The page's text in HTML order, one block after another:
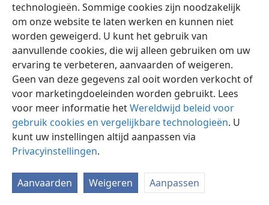
technologieën. Sommige cookies zijn noodzakelijk
om onze website te laten werken en kunnen niet
worden geweigerd. U kunt het gebruik van
aanvullende cookies, die wij alleen gebruiken om uw
ervaring te verbeteren, aanvaarden of weigeren.
Geen van deze gegevens zal ooit worden verkocht of
voor marketingdoeleinden worden gebruikt. Lees
voor meer informatie hetWereldwijd beleid voor
gebruik cookies en vergelijkbare technologieën. U
kunt uw instellingen altijd aanpassen via
Privacyinstellingen.
Aanvaarden Weigeren Aanpassen
Nederlands Instellingen
Copyright © 2026 Watch Tower Bible and Tract Society of Pennsylvania
Gebruiksvoorwaarden Privacybeleid
JW.ORG
Inloggen